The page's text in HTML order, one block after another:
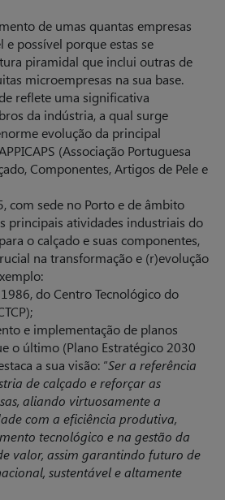
de umas quantas empresas
e possível porque estas se
piramidal que inclui outras de
microempresas na sua base.
reflete uma significativa
da indústria, a qual surge
evolução da principal
(Associação Portuguesa
Componentes, Artigos de Pele e
com sede no Porto e de âmbito
principais atividades industriais do
o calçado e suas componentes,
na transformação e (r)evolução
do Centro Tecnológico do
e implementação de planos
o último (Plano Estratégico 2030
a sua visão: “Ser a referência
de calçado e reforçar as
aliando virtuosamente a
com a eficiência produtiva,
tecnológico e na gestão da
valor, assim garantindo futuro de
sustentável e altamente